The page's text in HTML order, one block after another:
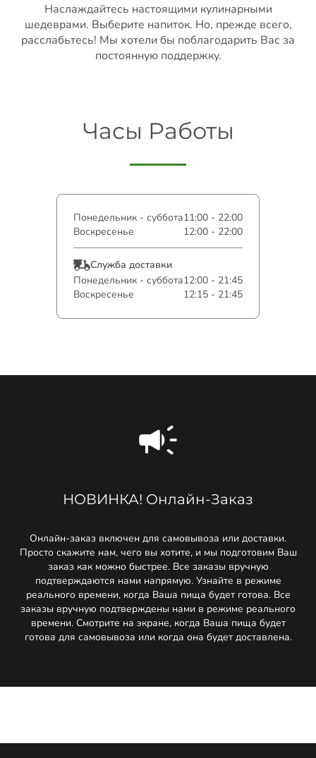
Наслаждайтесь настоящими кулинарными
шедеврами. Выберите напиток. Но, прежде всего,
расслабьтесь! Мы хотели бы поблагодарить Вас за
постоянную поддержку.
Часы Работы
Понедельник - суббота11:00 - 22:00
Воскресенье
12:00 - 22:00
Служба доставки
Понедельник - суббота12:00 - 21:45
Воскресенье
12:15 - 21:45
НОВИНКА! Онлайн-Заказ
Онлайн-заказ включен для самовывоза или доставки.
Просто скажите нам, чего вы хотите, и мы подготовим Ваш
заказ как можно быстрее. Все заказы вручную
подтверждаются нами напрямую. Узнайте в режиме
реального времени, когда Ваша пища будет готова. Все
заказы вручную подтверждены нами в режиме реального
времени. Смотрите на экране, когда Ваша пища будет
готова для самовывоза или когда она будет доставлена.